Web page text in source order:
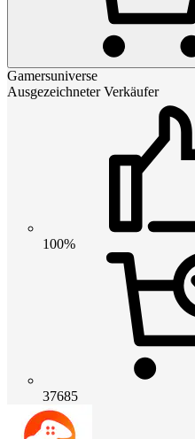
Gamersuniverse
Ausgezeichneter Verkäufer
100%
37685